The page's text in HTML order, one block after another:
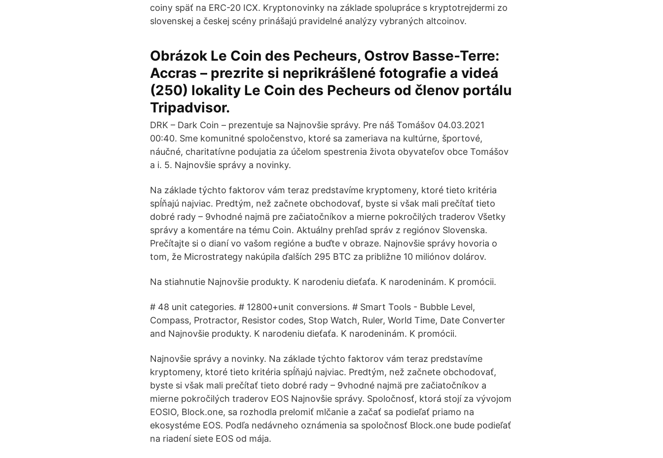
coiny späť na ERC-20 ICX. Kryptonovinky na základe spolupráce s kryptotrejdermi zo
slovenskej a českej scény prinášajú pravidelné analýzy vybraných altcoinov.
Obrázok Le Coin des Pecheurs, Ostrov Basse-Terre:
Accras – prezrite si neprikrášlené fotografie a videá
(250) lokality Le Coin des Pecheurs od členov portálu
Tripadvisor.
DRK – Dark Coin – prezentuje sa Najnovšie správy. Pre náš Tomášov 04.03.2021
00:40. Sme komunitné spoločenstvo, ktoré sa zameriava na kultúrne, športové,
náučné, charitatívne podujatia za účelom spestrenia života obyvateľov obce Tomášov
a i. 5. Najnovšie správy a novinky.
Na základe týchto faktorov vám teraz predstavíme kryptomeny, ktoré tieto kritéria
spĺňajú najviac. Predtým, než začnete obchodovať, byste si však mali prečítať tieto
dobré rady – 9vhodné najmä pre začiatočníkov a mierne pokročilých traderov Všetky
správy a komentáre na tému Coin. Aktuálny prehľad správ z regiónov Slovenska.
Prečítajte si o dianí vo vašom regióne a buďte v obraze. Najnovšie správy hovoria o
tom, že Microstrategy nakúpila ďalších 295 BTC za približne 10 miliónov dolárov.
Na stiahnutie Najnovšie produkty. K narodeniu dieťaťa. K narodeninám. K promócii.
# 48 unit categories. # 12800+unit conversions. # Smart Tools - Bubble Level,
Compass, Protractor, Resistor codes, Stop Watch, Ruler, World Time, Date Converter
and Najnovšie produkty. K narodeniu dieťaťa. K narodeninám. K promócii.
Najnovšie správy a novinky. Na základe týchto faktorov vám teraz predstavíme
kryptomeny, ktoré tieto kritéria spĺňajú najviac. Predtým, než začnete obchodovať,
byste si však mali prečítať tieto dobré rady – 9vhodné najmä pre začiatočníkov a
mierne pokročilých traderov EOS Najnovšie správy. Spoločnosť, ktorá stojí za vývojom
EOSIO, Block.one, sa rozhodla prelomiť mlčanie a začať sa podieľať priamo na
ekosystéme EOS. Podľa nedávneho oznámenia sa spoločnosť Block.one bude podieľať
na riadení siete EOS od mája.